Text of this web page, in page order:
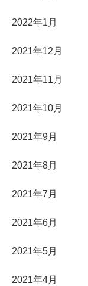
2022年1月
2021年12月
2021年11月
2021年10月
2021年9月
2021年8月
2021年7月
2021年6月
2021年5月
2021年4月